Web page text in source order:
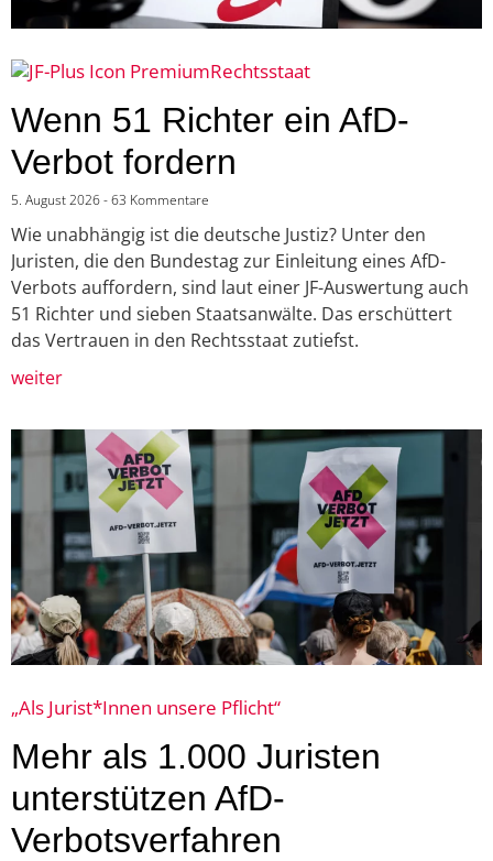
Rechtsstaat
Wenn 51 Richter ein AfD-
Verbot fordern
5. August 2026 63 Kommentare
Wie unabhängig ist die deutsche Justiz? Unter den
Juristen, die den Bundestag zur Einleitung eines AfD-
Verbots auffordern, sind laut einer JF-Auswertung auch
51 Richter und sieben Staatsanwälte. Das erschüttert
das Vertrauen in den Rechtsstaat zutiefst.
weiter
„Als Jurist*Innen unsere Pflicht“
Mehr als 1.000 Juristen
unterstützen AfD-
Verbotsverfahren